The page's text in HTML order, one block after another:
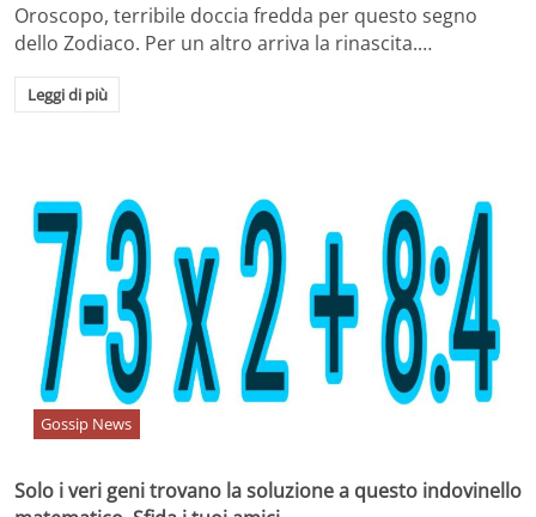
Oroscopo, terribile doccia fredda per questo segno
dello Zodiaco. Per un altro arriva la rinascita.…
Leggi di più
Gossip News
Solo i veri geni trovano la soluzione a questo indovinello